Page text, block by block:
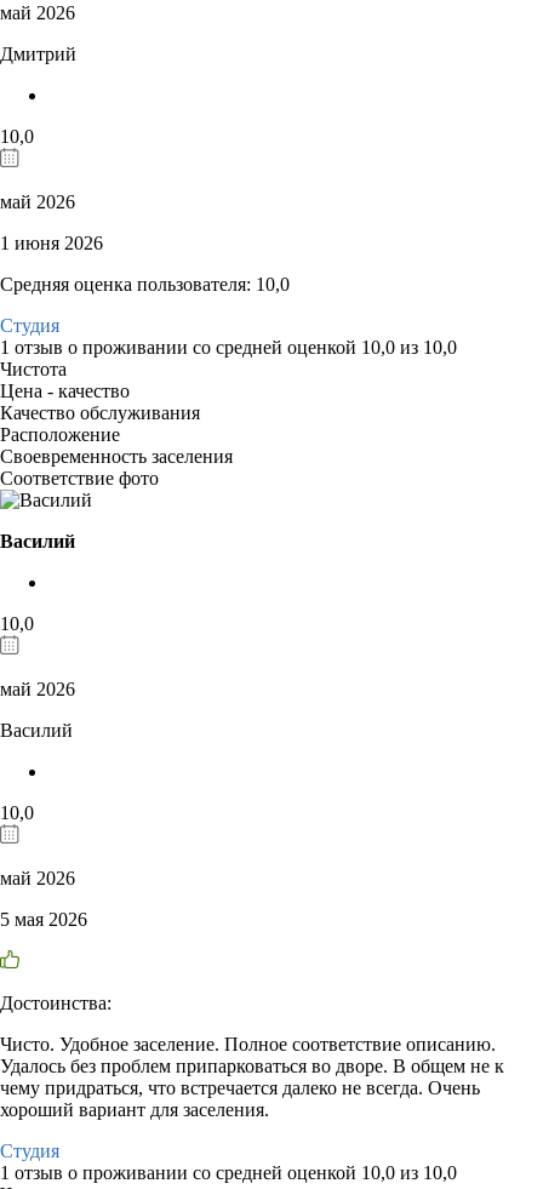
май 2026
Дмитрий
10,0
май 2026
1 июня 2026
Средняя оценка пользователя: 10,0
Студия
1 отзыв о проживании со средней оценкой 10,0 из 10,0
Чистота
Цена - качество
Качество обслуживания
Расположение
Своевременность заселения
Соответствие фото
Василий
10,0
май 2026
Василий
10,0
май 2026
5 мая 2026
Достоинства:
Чисто. Удобное заселение. Полное соответствие описанию.
Удалось без проблем припарковаться во дворе. В общем не к
чему придраться, что встречается далеко не всегда. Очень
хороший вариант для заселения.
Студия
1 отзыв о проживании со средней оценкой 10,0 из 10,0